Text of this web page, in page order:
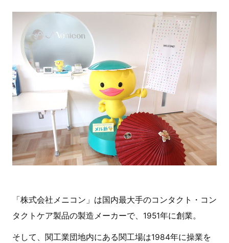
「株式会社メニコン」は国内最大手のコンタクト・コン
タクトケア製品の製造メーカーで、 1951年に創業。
そして、関工業団地内にある関工場は1984年に操業を